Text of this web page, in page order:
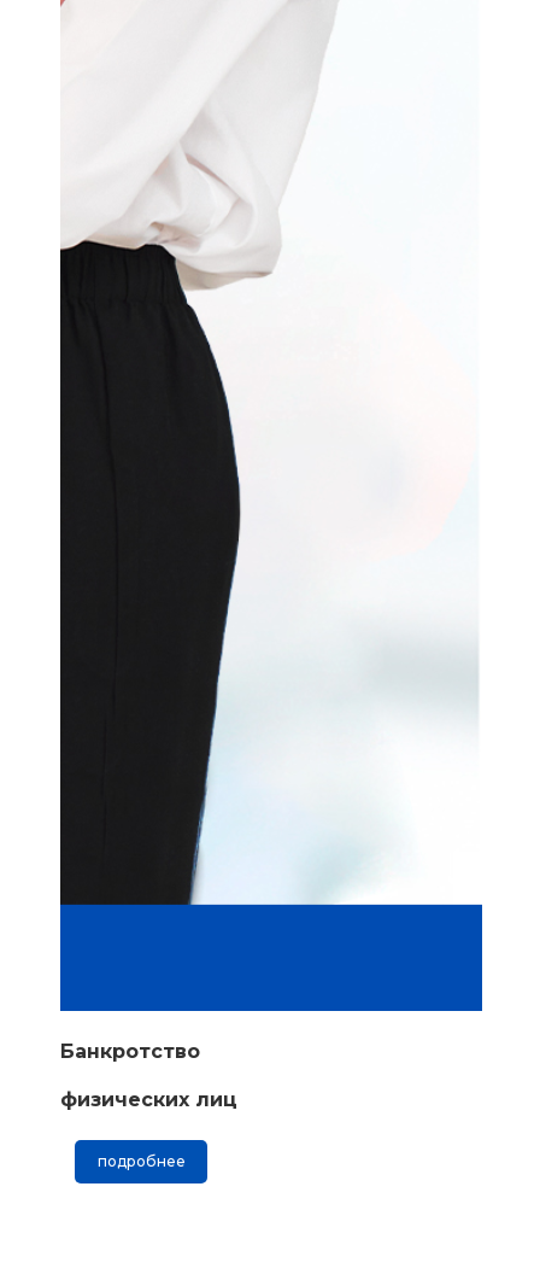
Банкротство
физических лиц
подробнее